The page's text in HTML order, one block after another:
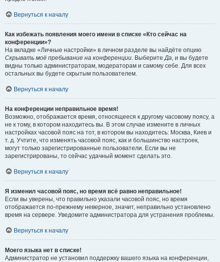
Вернуться к началу
Как избежать появления моего имени в списке «Кто сейчас на
конференции»?
На вкладке «Личные настройки» в личном разделе вы найдёте опцию
Скрывать моё пребывание на конференции. ВыберитеДа, и вы будете
видны только администраторам, модераторам и самому себе. Для всех
остальных вы будете скрытым пользователем.
Вернуться к началу
На конференции неправильное время!
Возможно, отображается время, относящееся к другому часовому поясу, а
не к тому, в котором находитесь вы. В этом случае измените в личных
настройках часовой пояс на тот, в котором вы находитесь: Москва, Киев и
т. д. Учтите, что изменять часовой пояс, как и большинство настроек,
могут только зарегистрированные пользователи. Если вы не
зарегистрированы, то сейчас удачный момент сделать это.
Вернуться к началу
Я изменил часовой пояс, но время всё равно неправильное!
Если вы уверены, что правильно указали часовой пояс, но время
отображается по-прежнему неверное, значит, неправильно установлено
время на сервере. Уведомите администратора для устранения проблемы.
Вернуться к началу
Моего языка нет в списке!
Администратор не установил поддержку вашего языка на конференции,